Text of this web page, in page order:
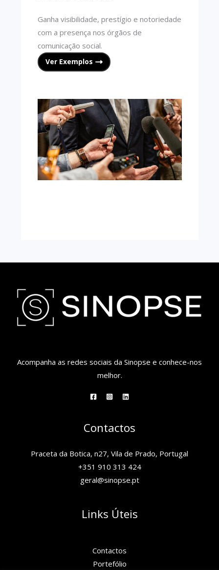
Ganha visibilidade, prestígio e notoriedade
com a presença nos órgãos de
comunicação social.
Ver Exemplos
Acompanha as redes sociais da Sinopse e conhece-nos
melhor.
Contactos
Praceta da Botica, n27, Vila de Prado, Portugal
+351 910 313 424
geral@sinopse.pt
Links Úteis
Contactos
Portefólio